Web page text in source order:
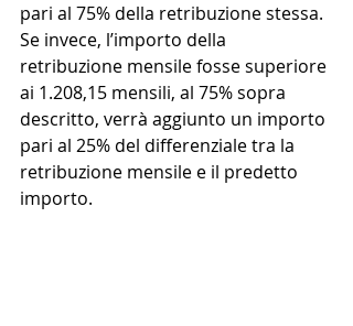
pari al 75% della retribuzione stessa.
Se invece, l’importo della
retribuzione mensile fosse superiore
ai 1.208,15 mensili, al 75% sopra
descritto, verrà aggiunto un importo
pari al 25% del differenziale tra la
retribuzione mensile e il predetto
importo.